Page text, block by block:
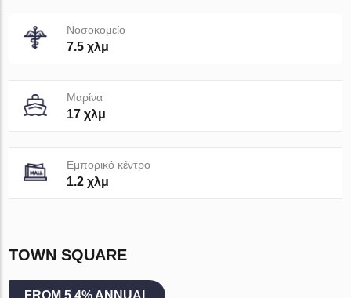
Νοσοκομείο
7.5 χλμ
Μαρίνα
17 χλμ
Εμπορικό κέντρο
1.2 χλμ
TOWN SQUARE
FROM 5.4% ANNUAL